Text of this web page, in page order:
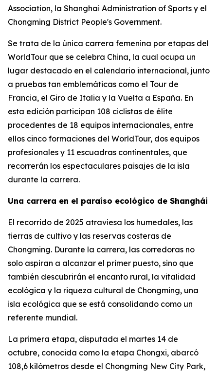
Association, la Shanghai Administration of Sports y el
Chongming District People's Government.
Se trata de la única carrera femenina por etapas del
WorldTour que se celebra China, la cual ocupa un
lugar destacado en el calendario internacional, junto
a pruebas tan emblemáticas como el Tour de
Francia, el Giro de Italia y la Vuelta a España. En
esta edición participan 108 ciclistas de élite
procedentes de 18 equipos internacionales, entre
ellos cinco formaciones del WorldTour, dos equipos
profesionales y 11 escuadras continentales, que
recorrerán los espectaculares paisajes de la isla
durante la carrera.
Una carrera en el paraíso ecológico de Shanghái
El recorrido de 2025 atraviesa los humedales, las
tierras de cultivo y las reservas costeras de
Chongming. Durante la carrera, las corredoras no
solo aspiran a alcanzar el primer puesto, sino que
también descubrirán el encanto rural, la vitalidad
ecológica y la riqueza cultural de Chongming, una
isla ecológica que se está consolidando como un
referente mundial.
La primera etapa, disputada el martes 14 de
octubre, conocida como la etapa Chongxi, abarcó
108,6 kilómetros desde el Chongming New City Park,